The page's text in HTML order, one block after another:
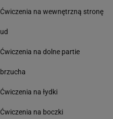
Ćwiczenia na wewnętrzną stronę
ud
Ćwiczenia na dolne partie
brzucha
Ćwiczenia na łydki
Ćwiczenia na boczki